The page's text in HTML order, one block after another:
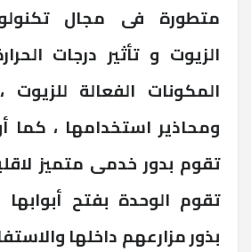
متطورة فى مجال
الزيوت و تأثير درجات
المكونات الفعالة للزيوت
ومحاذير استخدامها ، كما
تقوم بدور خدمى متميز
تقوم الوحدة بفتح أبوابها
بذور مزارعهم داخلها